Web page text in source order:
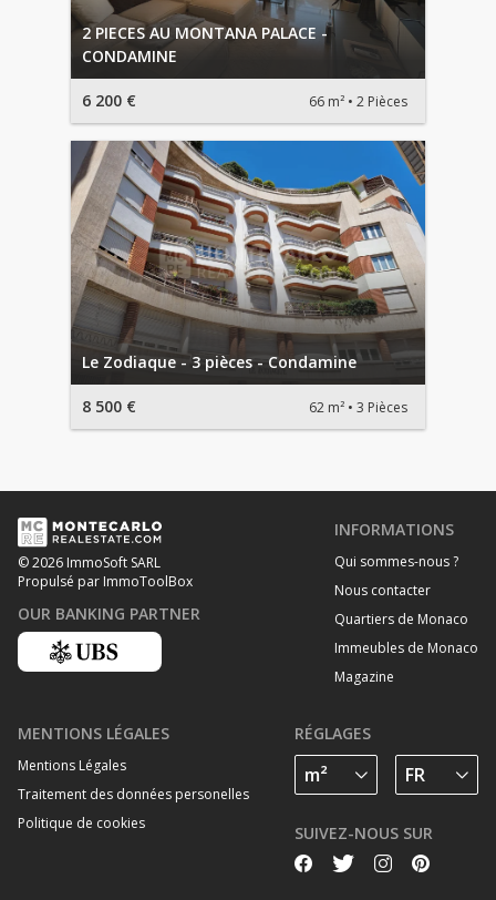
2 PIECES AU MONTANA PALACE -
CONDAMINE
6 200 € 66 m² 2 Pièces
Le Zodiaque - 3 pièces - Condamine
8 500 € 62 m² 3 Pièces
© 2026 ImmoSoft SARL
Propulsé par ImmoToolBox
OUR BANKING PARTNER
INFORMATIONS
Qui sommes-nous ?
Nous contacter
Quartiers de Monaco
Immeubles de Monaco
Magazine
MENTIONS LÉGALES
Mentions Légales
Traitement des données personelles
Politique de cookies
RÉGLAGES
SUIVEZ-NOUS SUR